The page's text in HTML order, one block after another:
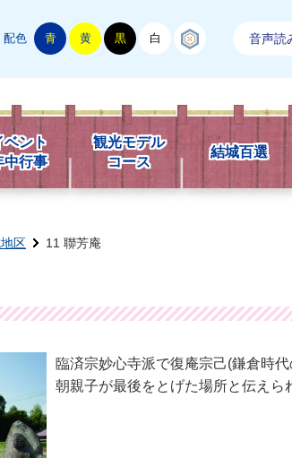
配色 青 黄 黒 白 音声読
ベント
中行事
観光モデル
コース
結城百選
区 11 聯芳庵
臨済宗妙心寺派で復庵宗己(鎌倉時
朝親子が最後をとげた場所と伝えら